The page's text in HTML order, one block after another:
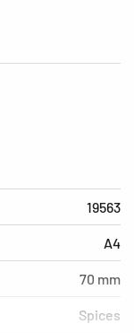
19563
A4
70 mm
Spices